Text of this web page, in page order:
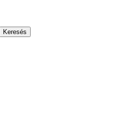
Keresés